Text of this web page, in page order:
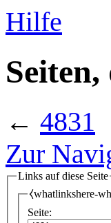
Hilfe
← 4831
Zur
Links auf diese Seite
⧼whatlinkshere-
Seite: